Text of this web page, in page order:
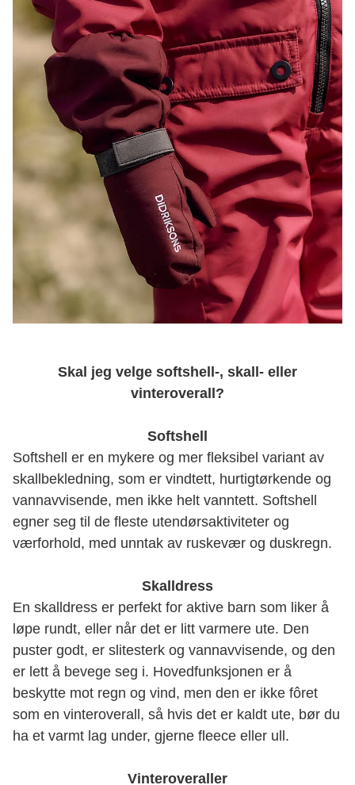
Skal jeg velge softshell-, skall- eller
vinteroverall?
Softshell
Softshell er en mykere og mer fleksibel variant av
skallbekledning, som er vindtett, hurtigtørkende og
vannavvisende, men ikke helt vanntett. Softshell
egner seg til de fleste utendørsaktiviteter og
værforhold, med unntak av ruskevær og duskregn.
Skalldress
En skalldress er perfekt for aktive barn som liker å
løpe rundt, eller når det er litt varmere ute. Den
puster godt, er slitesterk og vannavvisende, og den
er lett å bevege seg i. Hovedfunksjonen er å
beskytte mot regn og vind, men den er ikke fôret
som en vinteroverall, så hvis det er kaldt ute, bør du
ha et varmt lag under, gjerne fleece eller ull.
Vinteroveraller